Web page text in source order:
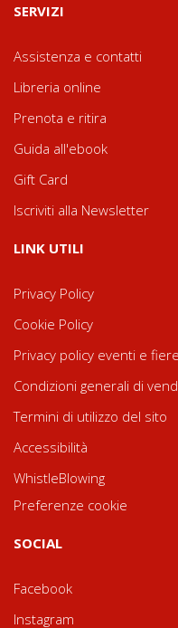
SERVIZI
Assistenza e contatti
Libreria online
Prenota e ritira
Guida all'ebook
Gift Card
Iscriviti alla Newsletter
LINK UTILI
Privacy Policy
Cookie Policy
Privacy policy eventi e fiere
Condizioni generali di
Termini di utilizzo del sito
Accessibilità
WhistleBlowing
Preferenze cookie
SOCIAL
Facebook
Instagram